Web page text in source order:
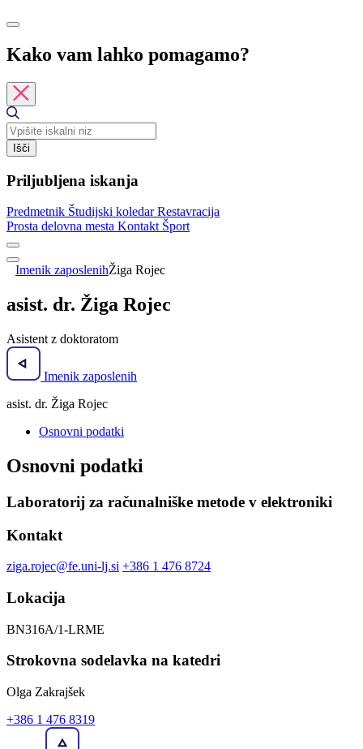
Kako vam lahko pomagamo?
Išči
Priljubljena iskanja
Predmetnik Študijski koledarRestavracija
Prosta delovna mesta Kontakt Šport
Imenik zaposlenihŽiga Rojec
asist. dr. Žiga Rojec
Asistent z doktoratom
Imenik zaposlenih
asist. dr. Žiga Rojec
Osnovni podatki
Osnovni podatki
Laboratorij za računalniške metode v elektroniki
Kontakt
ziga.rojec@fe.uni-lj.si +386 1 476 8724
Lokacija
BN316A/1-LRME
Strokovna sodelavka na katedri
Olga Zakrajšek
+386 1 476 8319